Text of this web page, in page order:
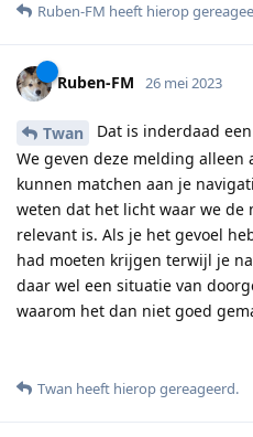
Ruben-FM heeft hierop
Ruben-FM 26 mei 2023
Twan
Dat is inderdaad
We geven deze melding alleen
kunnen matchen aan je
weten dat het licht waar we de
relevant is. Als je het gevoel
had moeten krijgen terwijl je
daar wel een situatie van
waarom het dan niet goed
Twan heeft hierop gereageerd.